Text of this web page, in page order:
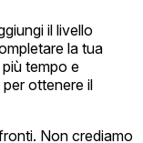
il livello
la tua
tempo e
ottenere il
Non crediamo